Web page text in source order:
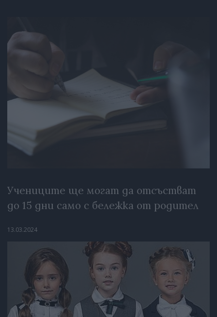
Учениците ще могат да отсъстват
до 15 дни само с бележка от родител
13.03.2024